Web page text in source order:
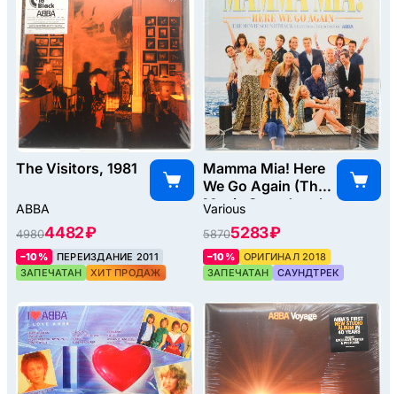
The Visitors, 1981
ABBA
49804482 ₽
–10%
ПЕРЕИЗДАНИЕ 2011
ЗАПЕЧАТАН
ХИТ ПРОДАЖ
Mamma Mia! Here
We Go Again (The
Movie Soundtrack
Songs Of ABBA)
(2LP), 2018
Various
58705283 ₽
–10%
ОРИГИНАЛ 2018
ЗАПЕЧАТАН
САУНДТРЕК